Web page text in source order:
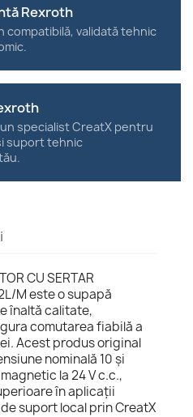
Rexroth
compatibilă, validată tehnic
specialist CreatX pentru
suport tehnic
CU SERTAR
M este o supapă
înaltă calitate,
comutarea fiabilă a
Acest produs original
nominală 10 și
la 24 V c.c.,
în aplicații
suport local prin CreatX